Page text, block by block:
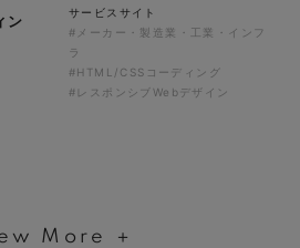
サービスサイト
#メーカー・製造業・工業・インフ
ラ
#HTML/CSSコーディング
#レスポンシブWebデザイン
ン
More ＋